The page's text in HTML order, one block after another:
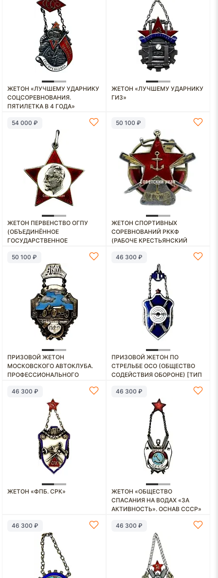
ЖЕТОН «ЛУЧШЕМУ УДАРНИКУ
СОЦСОРЕВНОВАНИЯ.
ПЯТИЛЕТКА В 4 ГОДА»
ЖЕТОН «ЛУЧШЕМУ УДАРНИКУ
ГИЗ»
54 000 ₽
ЖЕТОН ПЕРВЕНСТВО ОГПУ
(ОБЪЕДИНЁННОЕ
ГОСУДАРСТВЕННОЕ
УПРАВЛЕНИЕ). ЛЫЖИ
50 100 ₽
ЖЕТОН СПОРТИВНЫХ
СОРЕВНОВАНИЙ РККФ
(РАБОЧЕ КРЕСТЬЯНСКИЙ
50 100 ₽
ПРИЗОВОЙ ЖЕТОН
МОСКОВСКОГО АВТОКЛУБА.
ПРОФЕССИОНАЛЬНОГО
РАБОЧИХ (ПСТР)
46 300 ₽
ПРИЗОВОЙ ЖЕТОН ПО
СТРЕЛЬБЕ ОСО (ОБЩЕСТВО
СОДЕЙСТВИЯ ОБОРОНЕ) [ТИП
46 300 ₽
ЖЕТОН «ФПБ. СРК»
46 300 ₽
ЖЕТОН «ОБЩЕСТВО
СПАСАНИЯ НА ВОДАХ «ЗА
АКТИВНОСТЬ». ОСНАВ СССР»
46 300 ₽ 46 300 ₽